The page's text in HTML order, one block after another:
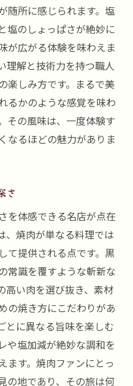
を探る
の味わい
たらす特別な体験
川駅の名店
るためのポイント
駅の焼肉名店で贅沢な
る塩ヒレの秘密
のこだわり
焼肉体験
ベストな方法
家で塩ヒレを味わう
焼肉
塩ヒレの楽しみ方
極上の焼肉を体験
られない味
由
随所に感じられます。塩
塩のしょっぱさが絶妙に
が広がる体験を味わえま
理解と技術力を持つ職人
楽しみ方です。まるで美
るかのような感覚を味わ
その風味は、一度体験す
なるほどの魅力がありま
さ
を体感できる名店が点在
、焼肉が単なる料理では
て提供される点です。黒
常識を覆すような斬新な
高い肉を選び抜き、素材
の焼き方にこだわりがあ
とに異なる旨味を楽しむ
や塩加減が絶妙な調和を
ます。焼肉ファンにとっ
の地であり、その旅は何